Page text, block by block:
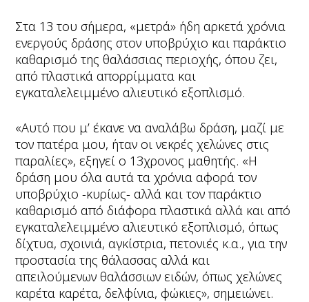
Στα 13 του σήμερα, «μετρά» ήδη αρκετά χρόνια
ενεργούς δράσης στον υποβρύχιο και παράκτιο
καθαρισμό της θαλάσσιας περιοχής, όπου ζει,
από πλαστικά απορρίμματα και
εγκαταλελειμμένο αλιευτικό εξοπλισμό.
«Αυτό που μ’ έκανε να αναλάβω δράση, μαζί με
τον πατέρα μου, ήταν οι νεκρές χελώνες στις
παραλίες», εξηγεί ο 13χρονος μαθητής. «Η
δράση μου όλα αυτά τα χρόνια αφορά τον
υποβρύχιο -κυρίως- αλλά και τον παράκτιο
καθαρισμό από διάφορα πλαστικά αλλά και από
εγκαταλελειμμένο αλιευτικό εξοπλισμό, όπως
δίχτυα, σχοινιά, αγκίστρια, πετονιές κ.α., για την
προστασία της θάλασσας αλλά και
απειλούμενων θαλάσσιων ειδών, όπως χελώνες
καρέτα καρέτα, δελφίνια, φώκιες», σημειώνει.